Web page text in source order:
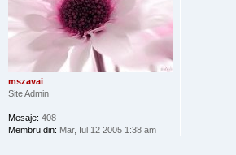
mszavai
Site Admin
Mesaje: 408
Membru din: Mar, Iul 12 2005 1:38 am